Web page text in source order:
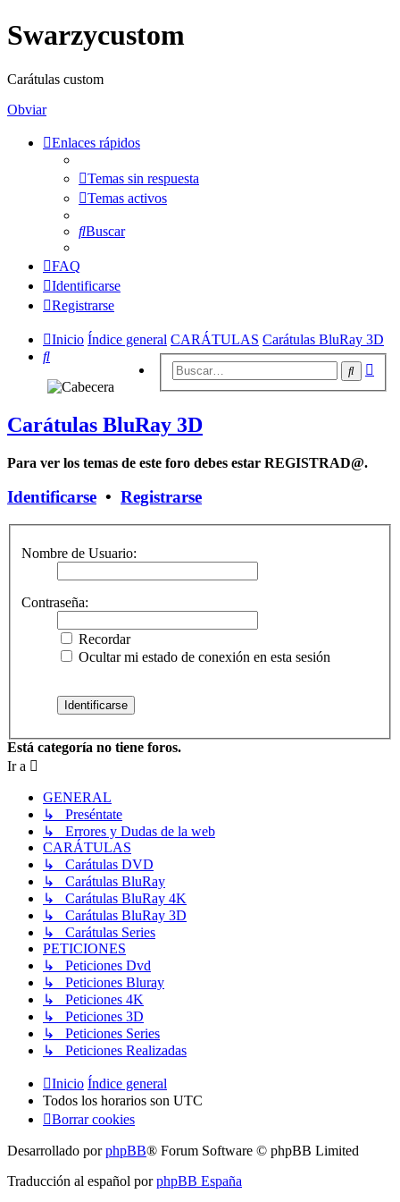
Swarzycustom
Carátulas custom
Obviar
Enlaces rápidos
Temas sin respuesta
Temas activos
Buscar
FAQ
Identificarse
Registrarse
Inicio Índice general CARÁTULAS Carátulas BluRay 3D
Buscar
Buscar
Carátulas BluRay 3D
Para ver los temas de este foro debes estar REGISTRAD@.
Identificarse • Registrarse
Nombre de Usuario:
Contraseña:
Recordar
Ocultar mi estado de conexión en esta sesión
Está categoría no tiene foros.
Ir a
GENERAL
↳ Preséntate
↳ Errores y Dudas de la web
CARÁTULAS
↳ Carátulas DVD
↳ Carátulas BluRay
↳ Carátulas BluRay 4K
↳ Carátulas BluRay 3D
↳ Carátulas Series
PETICIONES
↳ Peticiones Dvd
↳ Peticiones Bluray
↳ Peticiones 4K
↳ Peticiones 3D
↳ Peticiones Series
↳ Peticiones Realizadas
Inicio Índice general
Todos los horarios son UTC
Borrar cookies
Desarrollado porphpBB® Forum Software © phpBB Limited
Traducción al español porphpBB España